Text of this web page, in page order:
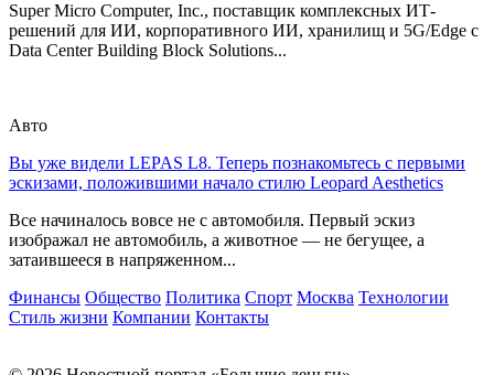
Super Micro Computer, Inc., поставщик комплексных ИТ-
решений для ИИ, корпоративного ИИ, хранилищ и 5G/Edge с
Data Center Building Block Solutions...
Авто
Вы уже видели LEPAS L8. Теперь познакомьтесь с первыми
эскизами, положившими начало стилю Leopard Aesthetics
Все начиналось вовсе не с автомобиля. Первый эскиз
изображал не автомобиль, а животное — не бегущее, а
затаившееся в напряженном...
Финансы Общество Политика Спорт Москва Технологии
Стиль жизни Компании Контакты